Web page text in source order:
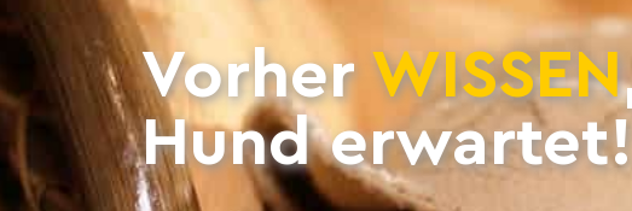
Vorher WISSEN
Hund erwartet!